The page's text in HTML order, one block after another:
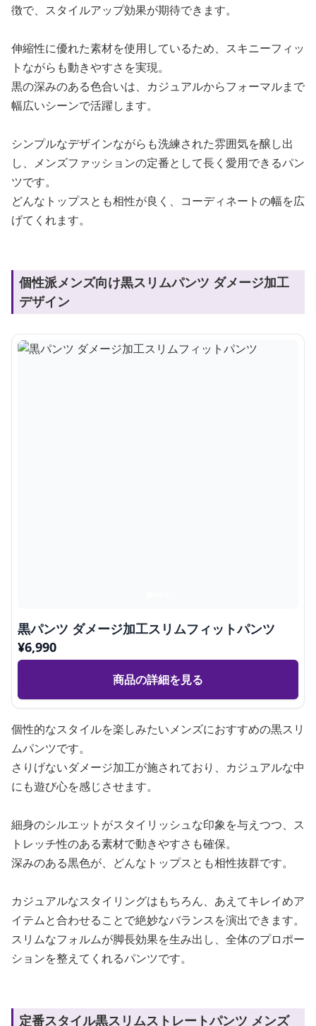
徴で、スタイルアップ効果が期待できます。
伸縮性に優れた素材を使用しているため、スキニーフィッ
トながらも動きやすさを実現。
黒の深みのある色合いは、カジュアルからフォーマルまで
幅広いシーンで活躍します。
シンプルなデザインながらも洗練された雰囲気を醸し出
し、メンズファッションの定番として長く愛用できるパン
ツです。
どんなトップスとも相性が良く、コーディネートの幅を広
げてくれます。
個性派メンズ向け黒スリムパンツ ダメージ加工
デザイン
黒パンツ ダメージ加工スリムフィットパンツ
¥6,990
商品の詳細を見る
個性的なスタイルを楽しみたいメンズにおすすめの黒スリ
ムパンツです。
さりげないダメージ加工が施されており、カジュアルな中
にも遊び心を感じさせます。
細身のシルエットがスタイリッシュな印象を与えつつ、ス
トレッチ性のある素材で動きやすさも確保。
深みのある黒色が、どんなトップスとも相性抜群です。
カジュアルなスタイリングはもちろん、あえてキレイめア
イテムと合わせることで絶妙なバランスを演出できます。
スリムなフォルムが脚長効果を生み出し、全体のプロポー
ションを整えてくれるパンツです。
定番スタイル黒スリムストレートパンツ メンズ